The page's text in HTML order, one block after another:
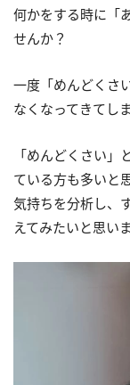
何かをする時に「
せんか？
一度「めんどくさ
なくなってきてし
「めんどくさい
ている方も多いと
気持ちを分析し、
えてみたいと思いま